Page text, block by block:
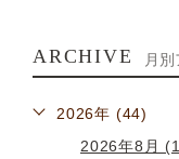
ARCHIVE 月別
2026年 (44)
2026年8月